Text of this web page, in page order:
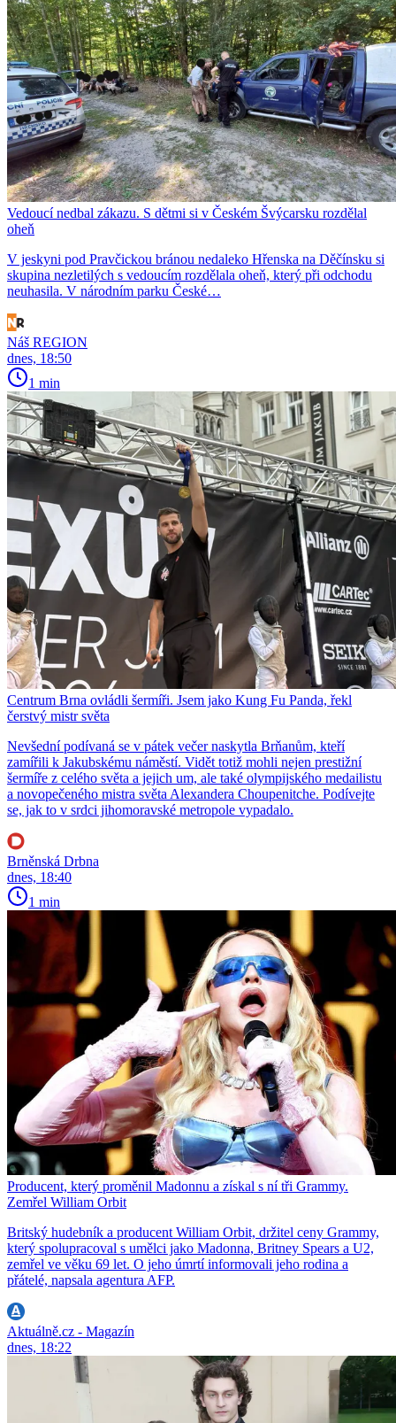
Vedoucí nedbal zákazu. S dětmi si v Českém Švýcarsku rozdělal
oheň
V jeskyni pod Pravčickou bránou nedaleko Hřenska na Děčínsku si
skupina nezletilých s vedoucím rozdělala oheň, který při odchodu
neuhasila. V národním parku České…
Náš REGION
dnes, 18:50
1 min
Centrum Brna ovládli šermíři. Jsem jako Kung Fu Panda, řekl
čerstvý mistr světa
Nevšední podívaná se v pátek večer naskytla Brňanům, kteří
zamířili k Jakubskému náměstí. Vidět totiž mohli nejen prestižní
šermíře z celého světa a jejich um, ale také olympijského medailistu
a novopečeného mistra světa Alexandera Choupenitche. Podívejte
se, jak to v srdci jihomoravské metropole vypadalo.
Brněnská Drbna
dnes, 18:40
1 min
Producent, který proměnil Madonnu a získal s ní tři Grammy.
Zemřel William Orbit
Britský hudebník a producent William Orbit, držitel ceny Grammy,
který spolupracoval s umělci jako Madonna, Britney Spears a U2,
zemřel ve věku 69 let. O jeho úmrtí informovali jeho rodina a
přátelé, napsala agentura AFP.
Aktuálně.cz - Magazín
dnes, 18:22